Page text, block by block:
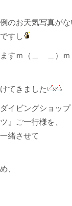
のお天気写真が
すし
ますｍ（＿ ＿）ｍ
てきました
イビングショップ
』ご一行様を、
緒させて
、